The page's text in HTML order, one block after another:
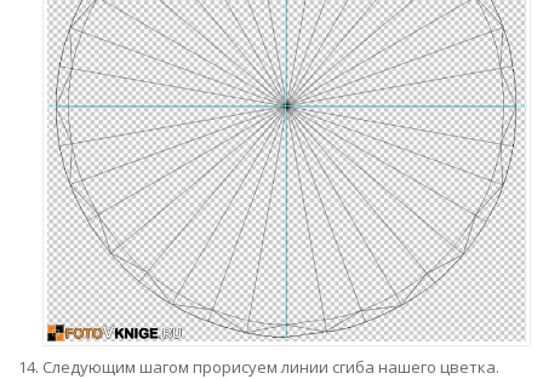
Следующим шагом прорисуем линии сгиба нашего цветка.